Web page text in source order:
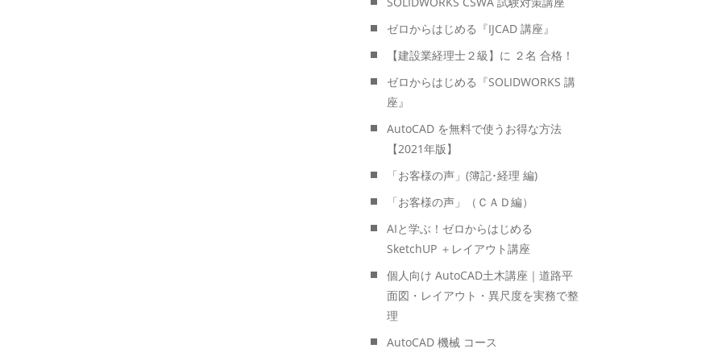
ゼロからはじめる『IJCAD 講座』
【建設業経理士２級】に ２名 合格！
ゼロからはじめる『SOLIDWORKS 講
座』
AutoCAD を無料で使うお得な方法
【2021年版】
「お客様の声」(簿記･経理 編)
「お客様の声」（ＣＡＤ編）
AIと学ぶ！ゼロからはじめる
SketchUP ＋レイアウト講座
個人向け AutoCAD土木講座｜道路平
面図・レイアウト・異尺度を実務で整
理
AutoCAD 機械 コース